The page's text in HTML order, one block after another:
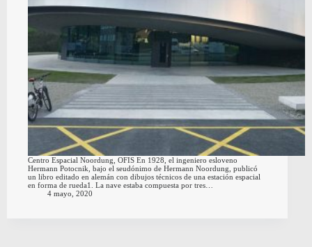
Centro Espacial Noordung, OFIS En 1928, el ingeniero esloveno
Hermann Potocnik, bajo el seudónimo de Hermann Noordung, publicó
un libro editado en alemán con dibujos técnicos de una estación espacial
en forma de rueda1. La nave estaba compuesta por tres…
4 mayo, 2020